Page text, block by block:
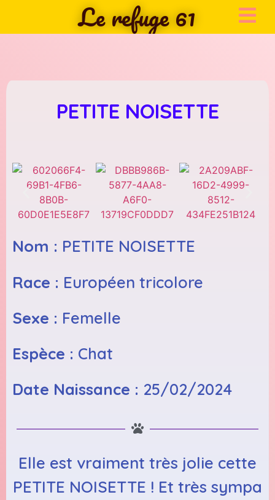
Le refuge 61
PETITE NOISETTE
Nom : PETITE NOISETTE
Race : Européen tricolore
Sexe : Femelle
Espèce : Chat
Date Naissance : 25/02/2024
Elle est vraiment très jolie cette
PETITE NOISETTE ! Et très sympa